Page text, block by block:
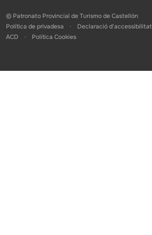
© Patronato Provincial de Turismo de Castellón
Política de privadesa
Declaració d'accessibilitat
ACD
Política Cookies